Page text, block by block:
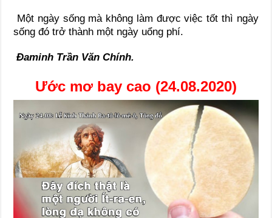
Một ngày sống mà không làm được việc tốt thì ngày
sống đó trở thành một ngày uổng phí.
Đaminh Trần Văn Chính.
Ước mơ bay cao (24.08.2020)